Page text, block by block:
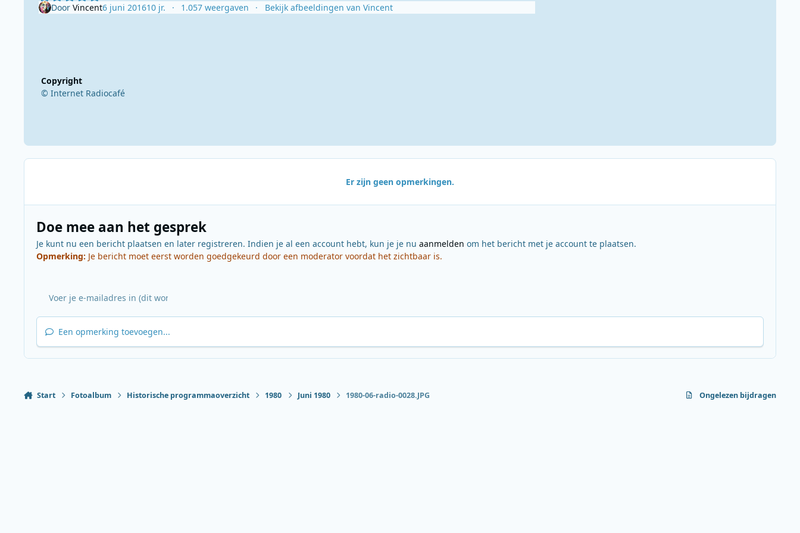
Door Vincent6 juni 201610 jr. 1.057 weergaven Bekijk afbeeldingen van Vincent
Copyright
© Internet Radiocafé
Er zijn geen opmerkingen.
Doe mee aan het gesprek
Je kunt nu een bericht plaatsen en later registreren. Indien je al een account hebt, kun je je nu aanmelden om het bericht met je account te plaatsen.
Opmerking: Je bericht moet eerst worden goedgekeurd door een moderator voordat het zichtbaar is.
Een opmerking toevoegen...
Start Fotoalbum Historische programmaoverzicht 1980 Juni 1980 1980-06-radio-0028.JPG Ongelezen bijdragen